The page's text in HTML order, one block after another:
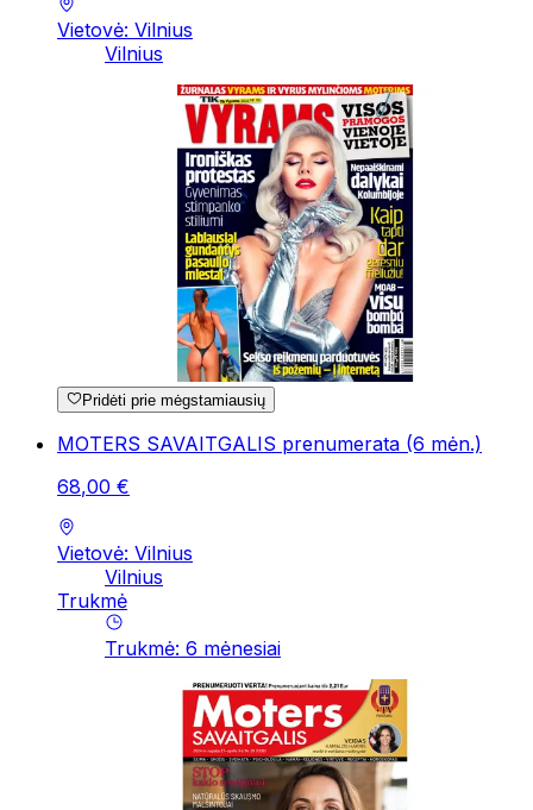
Vietovė: Vilnius
Vilnius
Pridėti prie mėgstamiausių
MOTERS SAVAITGALIS prenumerata (6 mėn.)
68,00 €
Vietovė: Vilnius
Vilnius
Trukmė
Trukmė: 6 mėnesiai